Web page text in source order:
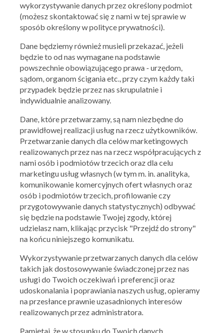
NASZE MARKI
Aldi Answear.com
Auchan
Black Red White
Bricomarche
Burger King
Carrefour
Castorama
CCC
Da Grasso
Deichmann
Delikatesy Centrum
DINO
Douglas
E Leclerc
eMAG
Ikea
Intermarche
iperfumy
Kaufland
KFC
Leroy Merlin
Lidl
McDonald’s
Media Expert
Media Markt
Mila
Mrówka
Multikino
Natura Drogerie
NEONET
NETTO
Nike
North Fish
OBI
Pandora
PEPCO
Piotr i Paweł
Pizza Hut
Plus
POLO Market
Reserved
Rossmann
RTV EURO AGD
Saturn
Sephora
Smyk
Stokrotka
Subway
Super-Pharm
Tesco
Uber
X-kom
Zalando
Zara
Fidget Spinner
Festiwal Zakupów Lista zakupów
POPULARNE NA BLIX.PL
Biedronka Lidl
Kaufland
Netto
Rossmann
Aldi
wykorzystywanie danych przez określony podmiot
(możesz skontaktować się z nami w tej sprawie w
sposób określony w polityce prywatności).
Dane będziemy również musieli przekazać, jeżeli
będzie to od nas wymagane na podstawie
powszechnie obowiązującego prawa - urzędom,
sądom, organom ścigania etc., przy czym każdy taki
przypadek będzie przez nas skrupulatnie i
indywidualnie analizowany.
Dane, które przetwarzamy, są nam niezbędne do
prawidłowej realizacji usług na rzecz użytkowników.
Przetwarzanie danych dla celów marketingowych
realizowanych przez nas na rzecz współpracujących z
nami osób i podmiotów trzecich oraz dla celu
marketingu usług własnych (w tym m. in. analityka,
komunikowanie komercyjnych ofert własnych oraz
osób i podmiotów trzecich, profilowanie czy
przygotowywanie danych statystycznych) odbywać
się będzie na podstawie Twojej zgody, której
udzielasz nam, klikając przycisk "Przejdź do strony"
na końcu niniejszego komunikatu.
Wykorzystywanie przetwarzanych danych dla celów
takich jak dostosowywanie świadczonej przez nas
usługi do Twoich oczekiwań i preferencji oraz
udoskonalania i poprawiania naszych usług, opieramy
na przesłance prawnie uzasadnionych interesów
realizowanych przez administratora.
Pamiętaj, że w stosunku do Twoich danych